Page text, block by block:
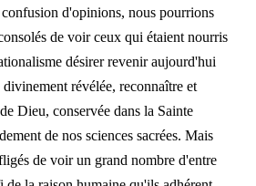
d'opinions, nous pourrions
de voir ceux qui étaient nourris
désirer revenir aujourd'hui
révélée, reconnaître et
Dieu, conservée dans la Sainte
de nos sciences sacrées. Mais
de voir un grand nombre d'entre